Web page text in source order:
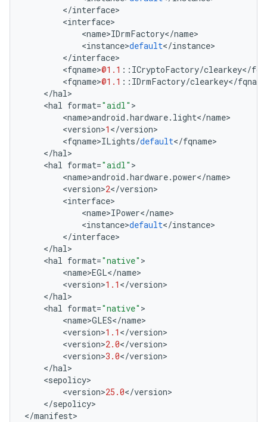
</interface>
<interface>
<name>IDrmFactory</name>
<instance>default</instance>
</interface>
<fqname>@1.1 :: ICryptoFactory/clearkey</
<fqname>@1.1 :: IDrmFactory/clearkey</fqname
</hal>
<hal format="aidl" >
<name>android .hardware. light</name>
<version>1 </version>
<fqname>ILights/default</fqname>
</hal>
<hal format="aidl" >
<name>android .hardware.power</name>
<version>2</version>
<interface>
<name>IPower</name>
<instance>default</instance>
</interface>
</hal>
<hal format="native" >
<name>EGL</name>
<version>1.1 </version>
</hal>
<hal format="native" >
<name>GLES</name>
<version>1.1 </version>
<version>2.0</version>
<version>3.0</version>
</hal>
<sepolicy>
<version>25.0</version>
</sepolicy>
</manifest>